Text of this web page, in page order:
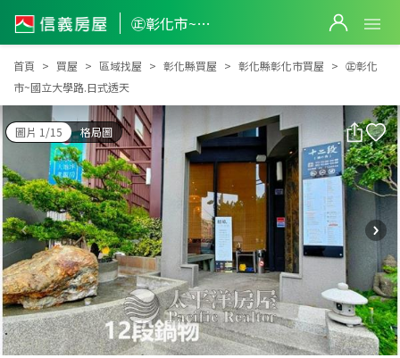
㊣彰化市~國立大學路.日式透天
㊣彰化市~國立大學路.日式透天
首頁 買屋 區域找屋 彰化縣買屋 彰化縣彰化市買屋
㊣彰化
市~國立大學路.日式透天
圖片 1/15 格局圖